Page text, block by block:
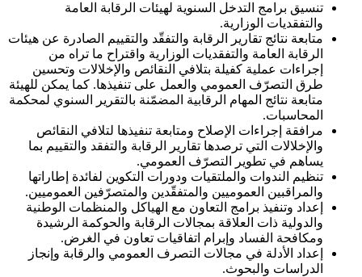
تنسيق برامج التدخل السنوية لهيئات الرقابة العامة
والتفقديات الوزارية.
متابعة نتائج تقارير الرقابة والتفقّد والتقييم الصادرة عن هيئات
الرقابة العامة والتفقديات الوزارية واقتراح ما تراه من
إجراءات عملية كفيلة بتلافي النقائص والإخلالات وتحسين
طرق التصرّف العمومي والعمل على تنفيذها. كما يمكن للهيئة
متابعة نتائج المهام الرقابية المضمّنة بالتقرير السنوي لمحكمة
المحاسبات.
مرافقة إجراءات الإصلاح ومتابعة تنفيذها لتلافي النقائص
والإخلالات التي ترصدها تقارير الرقابة والتفقد والتقييم بما
يساهم في تطوير التصرّف العمومي.
تنظيم الندوات والملتقيات ودورات التكوين لفائدة إطاراتها
والمراقبين العموميين والمتفقّدين والمتصرّفين العموميين.
إعداد وتنفيذ برامج التعاون مع الهياكل والمنظمات الوطنية
والدولية ذات العلاقة بمجالات الرقابة والحوكمة الرشيدة
ومكافحة الفساد وإبرام اتفاقيات تعاون في الغرض.
إعداد الأدلة في مجالات التصرف العمومي والرقابة وإنجاز
الدراسات والبحوث.